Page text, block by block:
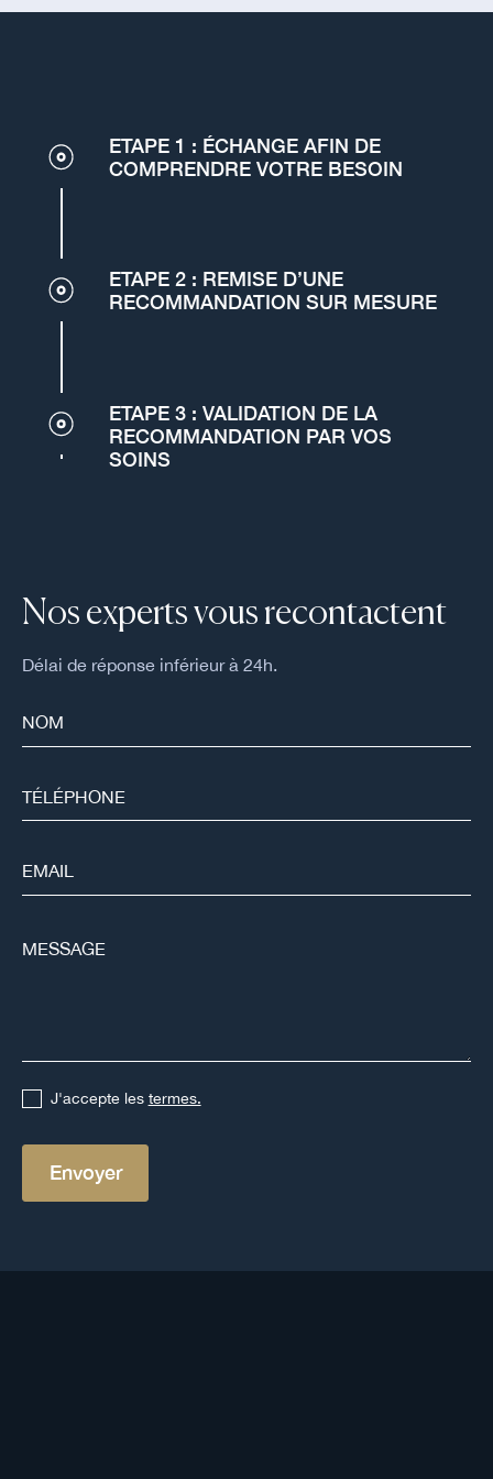
ETAPE 1 : ÉCHANGE AFIN DE
COMPRENDRE VOTRE BESOIN
ETAPE 2 : REMISE D’UNE
RECOMMANDATION SUR MESURE
ETAPE 3 : VALIDATION DE LA
RECOMMANDATION PAR VOS
SOINS
Nos experts vous recontactent
Délai de réponse inférieur à 24h.
J'accepte les termes.